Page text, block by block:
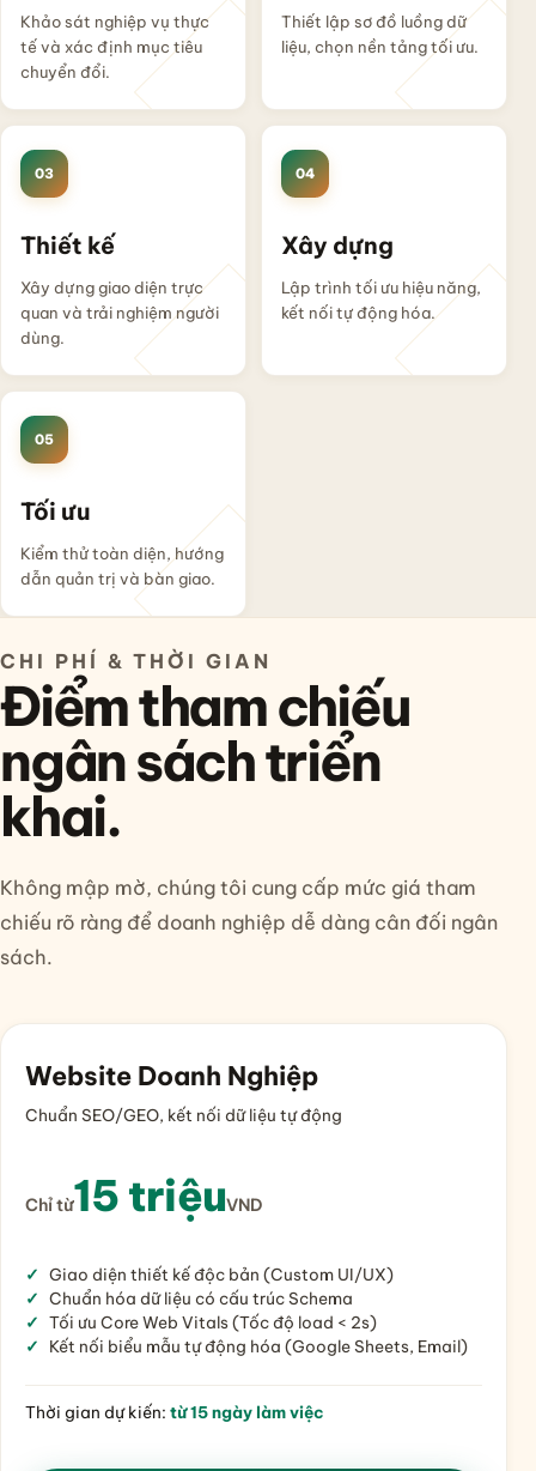
Khảo sát nghiệp vụ thực
tế và xác định mục tiêu
chuyển đổi.
Thiết lập sơ đồ luồng dữ
liệu, chọn nền tảng tối ưu.
03
Thiết kế
Xây dựng giao diện trực
quan và trải nghiệm người
dùng.
04
Xây dựng
Lập trình tối ưu hiệu năng,
kết nối tự động hóa.
05
Tối ưu
Kiểm thử toàn diện, hướng
dẫn quản trị và bàn giao.
CHI PHÍ & THỜI GIAN
Điểm tham chiếu
ngân sách triển
khai.
Không mập mờ, chúng tôi cung cấp mức giá tham
chiếu rõ ràng để doanh nghiệp dễ dàng cân đối ngân
sách.
Website Doanh Nghiệp
Chuẩn SEO/GEO, kết nối dữ liệu tự động
Chỉ từ15 triệuVND
Giao diện thiết kế độc bản (Custom UI/UX)
Chuẩn hóa dữ liệu có cấu trúc Schema
Tối ưu Core Web Vitals (Tốc độ load < 2s)
Kết nối biểu mẫu tự động hóa (Google Sheets, Email)
Thời gian dự kiến: từ 15 ngày làm việc